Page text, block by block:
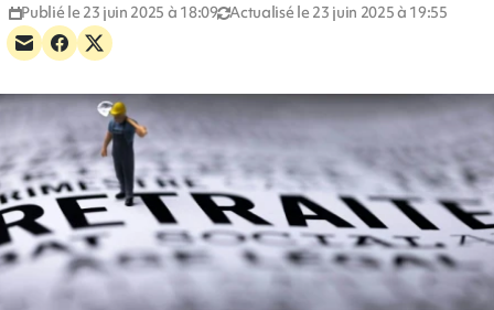
Publié le 23 juin 2025 à 18:09 Actualisé le 23 juin 2025 à 19:55